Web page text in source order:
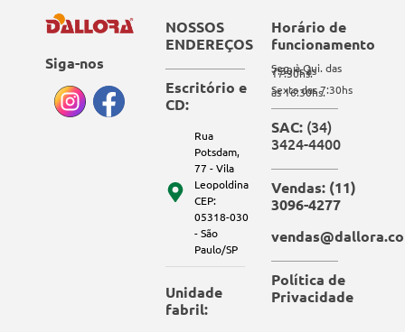
Siga-nos
NOSSOS
ENDEREÇOS
Escritório e
CD:
Rua
Potsdam,
77 - Vila
Leopoldina
CEP:
05318-030
- São
Paulo/SP
Unidade
fabril:
Horário de
funcionamento
Seg. à Qui. das
7:30hs às
17:30hs.
Sexta das 7:30hs
às 16:30hs.
SAC: (34)
3424-4400
Vendas: (11)
3096-4277
Política de
Privacidade